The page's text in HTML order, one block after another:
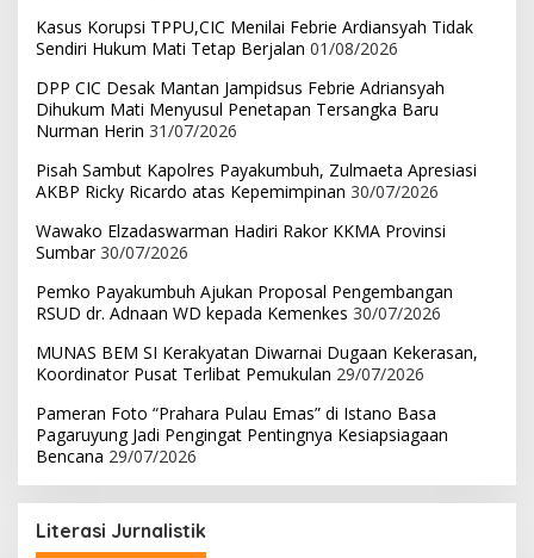
Kasus Korupsi TPPU,CIC Menilai Febrie Ardiansyah Tidak
Sendiri Hukum Mati Tetap Berjalan 01/08/2026
DPP CIC Desak Mantan Jampidsus Febrie Adriansyah
Dihukum Mati Menyusul Penetapan Tersangka Baru
Nurman Herin 31/07/2026
Pisah Sambut Kapolres Payakumbuh, Zulmaeta Apresiasi
AKBP Ricky Ricardo atas Kepemimpinan 30/07/2026
Wawako Elzadaswarman Hadiri Rakor KKMA Provinsi
Sumbar 30/07/2026
Pemko Payakumbuh Ajukan Proposal Pengembangan
RSUD dr. Adnaan WD kepada Kemenkes 30/07/2026
MUNAS BEM SI Kerakyatan Diwarnai Dugaan Kekerasan,
Koordinator Pusat Terlibat Pemukulan 29/07/2026
Pameran Foto “Prahara Pulau Emas” di Istano Basa
Pagaruyung Jadi Pengingat Pentingnya Kesiapsiagaan
Bencana 29/07/2026
Literasi Jurnalistik